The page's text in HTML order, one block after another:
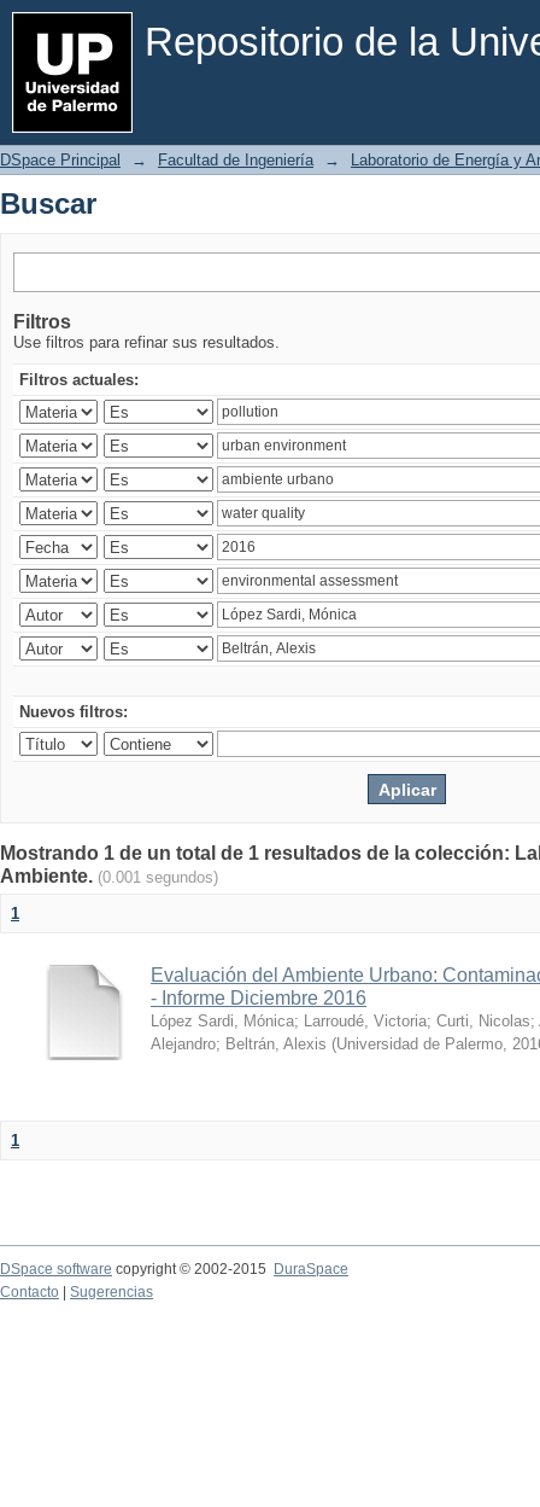
Repositorio de la
Buscar
DSpace Principal → Facultad de Ingeniería → Laboratorio de Energía y
Buscar
Filtros
Use filtros para refinar sus resultados.
Filtros actuales:
Nuevos filtros:
Mostrando 1 de un total de 1 resultados de la colección:
Ambiente. (0.001 segundos)
1
Evaluación del Ambiente Urbano:
- Informe Diciembre 2016
López Sardi, Mónica; Larroudé, Victoria; Curti, Nicolas;
Alejandro; Beltrán, Alexis (Universidad de Palermo,
1
DSpace software copyright © 2002-2015
DuraSpace
Contacto
Sugerencias